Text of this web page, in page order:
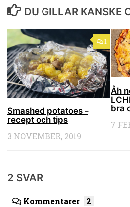
DU GILLAR KANSKE
1
Smashed potatoes –
recept och tips
3 NOVEMBER, 2019
Åh
bra
7
2 SVAR
Kommentarer
2